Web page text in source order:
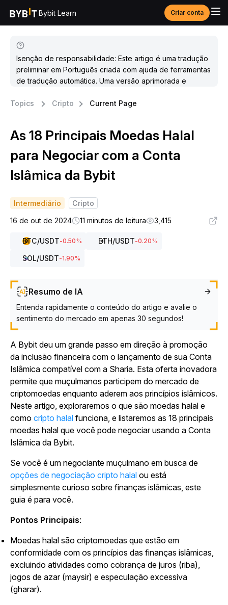
Bybit Learn Criar conta
Isenção de responsabilidade: Este artigo é uma tradução
preliminar em Português criada com ajuda de ferramentas
de tradução automática. Uma versão aprimorada e
Topics
Cripto Current Page
As 18 Principais Moedas Halal
para Negociar com a Conta
Islâmica da Bybit
Intermediário
Cripto
16 de out de 2024
11 minutos de leitura 3,415
BTC/USDT-0.50% ETH/USDT-0.20%
SOL/USDT-1.90%
Resumo de IA
Entenda rapidamente o conteúdo do artigo e avalie o
sentimento do mercado em apenas 30 segundos!
A Bybit deu um grande passo em direção à promoção
da inclusão financeira com o lançamento de sua Conta
Islâmica compatível com a Sharia. Esta oferta inovadora
permite que muçulmanos participem do mercado de
criptomoedas enquanto aderem aos princípios islâmicos.
Neste artigo, exploraremos o que são moedas halal e
como cripto halal funciona, e listaremos as 18 principais
moedas halal que você pode negociar usando a Conta
Islâmica da Bybit.
Se você é um negociante muçulmano em busca de
opções de negociação cripto halal ou está
simplesmente curioso sobre finanças islâmicas, este
guia é para você.
Pontos Principais:
Moedas halal são criptomoedas que estão em
conformidade com os princípios das finanças islâmicas,
excluindo atividades como cobrança de juros (riba),
jogos de azar (maysir) e especulação excessiva
(gharar).